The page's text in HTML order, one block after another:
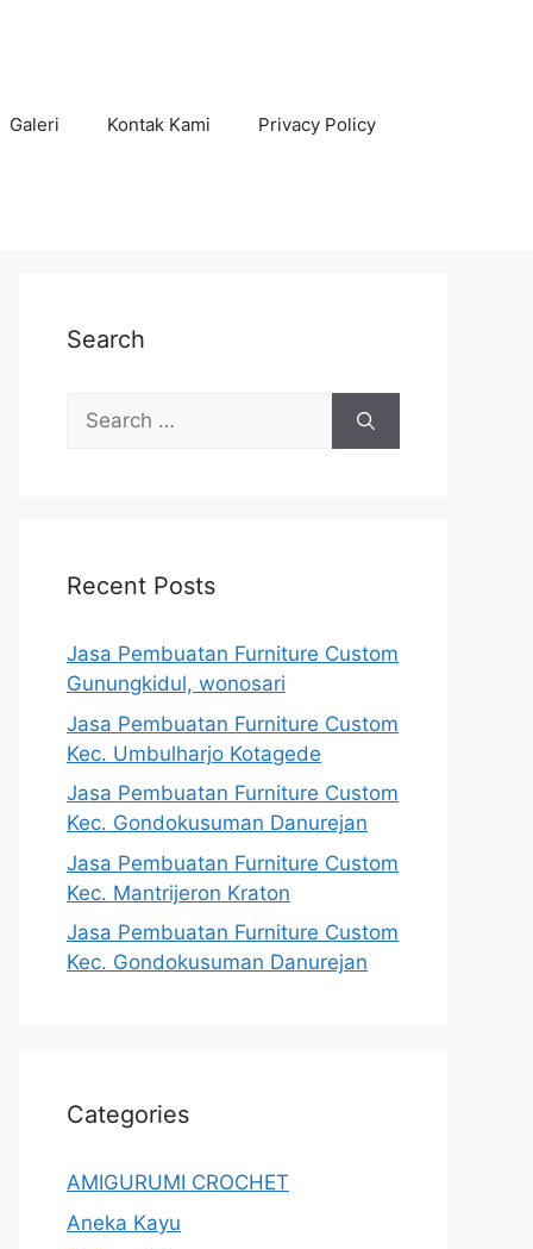
Galeri Kontak Kami Privacy Policy
Search
Search
for:
Recent Posts
Jasa Pembuatan Furniture Custom
Gunungkidul, wonosari
Jasa Pembuatan Furniture Custom
Kec. Umbulharjo Kotagede
Jasa Pembuatan Furniture Custom
Kec. Gondokusuman Danurejan
Jasa Pembuatan Furniture Custom
Kec. Mantrijeron Kraton
Jasa Pembuatan Furniture Custom
Kec. Gondokusuman Danurejan
Categories
AMIGURUMI CROCHET
Aneka Kayu